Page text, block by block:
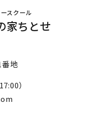
スクール
家ちとせ
地
）